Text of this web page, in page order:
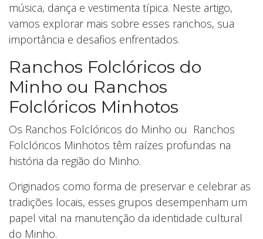
música, dança e vestimenta típica. Neste artigo,
vamos explorar mais sobre esses ranchos, sua
importância e desafios enfrentados.
Ranchos Folclóricos do
Minho ou Ranchos
Folclóricos Minhotos
Os Ranchos Folclóricos do Minho ou Ranchos
Folclóricos Minhotos têm raízes profundas na
história da região do Minho.
Originados como forma de preservar e celebrar as
tradições locais, esses grupos desempenham um
papel vital na manutenção da identidade cultural
do Minho.